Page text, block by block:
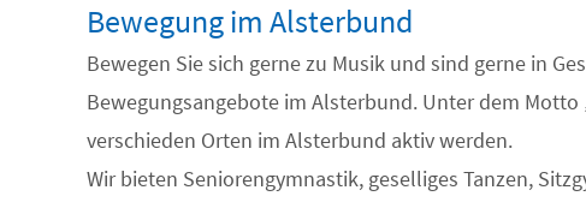
Bewegung im Alsterbund
Bewegen Sie sich gerne zu Musik und sind gerne in
Bewegungsangebote im Alsterbund. Unter dem
verschieden Orten im Alsterbund aktiv werden.
Wir bieten Seniorengymnastik, geselliges Tanzen,